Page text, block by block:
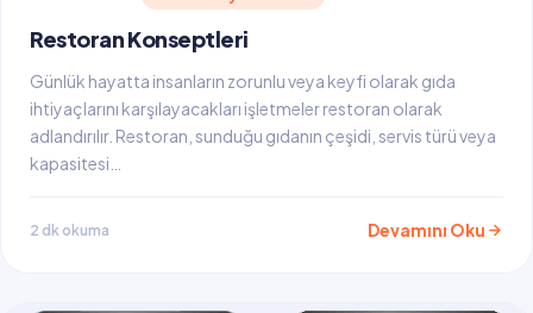
Restoran Konseptleri
Günlük hayatta insanların zorunlu veya keyfi olarak gıda
ihtiyaçlarını karşılayacakları işletmeler restoran olarak
adlandırılır. Restoran, sunduğu gıdanın çeşidi, servis türü veya
kapasitesi…
2 dk okuma Devamını Oku